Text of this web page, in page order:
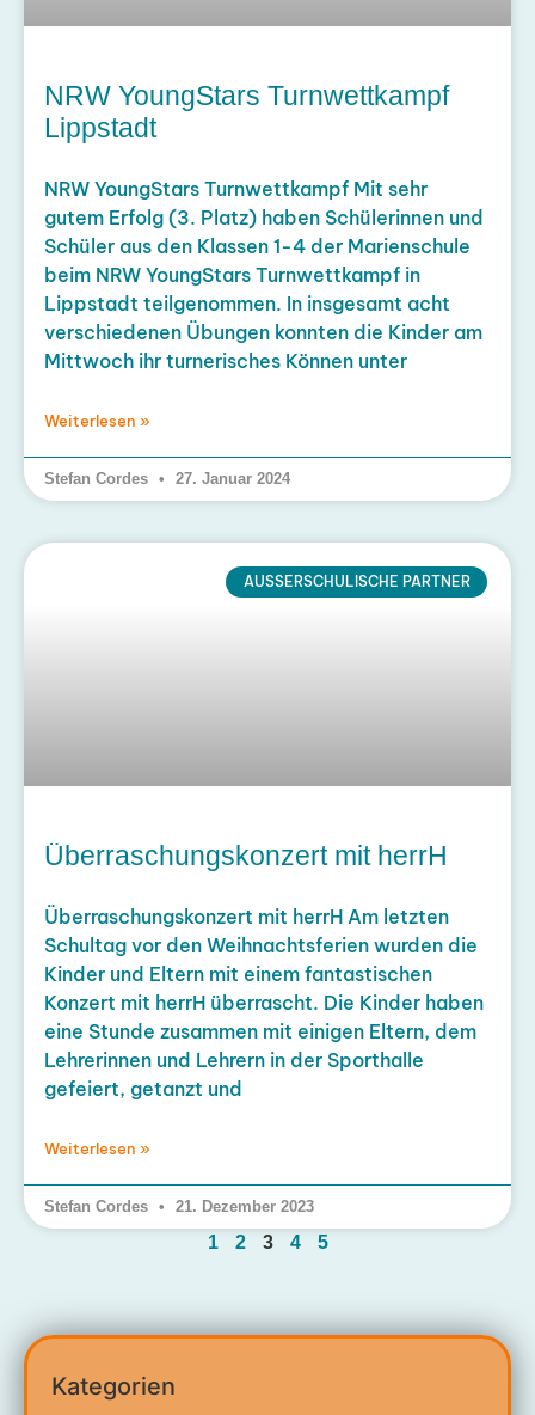
NRW YoungStars Turnwettkampf
Lippstadt
NRW YoungStars Turnwettkampf Mit sehr
gutem Erfolg (3. Platz) haben Schülerinnen und
Schüler aus den Klassen 1-4 der Marienschule
beim NRW YoungStars Turnwettkampf in
Lippstadt teilgenommen. In insgesamt acht
verschiedenen Übungen konnten die Kinder am
Mittwoch ihr turnerisches Können unter
Weiterlesen »
Stefan Cordes 27. Januar 2024
AUSSERSCHULISCHE PARTNER
Überraschungskonzert mit herrH
Überraschungskonzert mit herrH Am letzten
Schultag vor den Weihnachtsferien wurden die
Kinder und Eltern mit einem fantastischen
Konzert mit herrH überrascht. Die Kinder haben
eine Stunde zusammen mit einigen Eltern, dem
Lehrerinnen und Lehrern in der Sporthalle
gefeiert, getanzt und
Weiterlesen »
Stefan Cordes 21. Dezember 2023
1 2 3 4 5
Kategorien